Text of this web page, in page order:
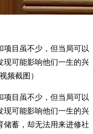
项目虽不少，但当局可以
现可能影响他们一生的兴
频截图）
项目虽不少，但当局可以
现可能影响他们一生的兴
储蓄，却无法用来进修社